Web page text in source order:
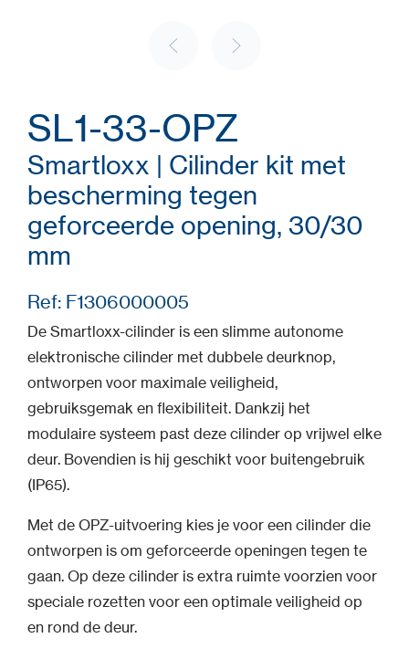
SL1-33-OPZ
Smartloxx | Cilinder kit met
bescherming tegen
geforceerde opening, 30/30
mm
Ref: F1306000005
De Smartloxx-cilinder is een slimme autonome
elektronische cilinder met dubbele deurknop,
ontworpen voor maximale veiligheid,
gebruiksgemak en flexibiliteit. Dankzij het
modulaire systeem past deze cilinder op vrijwel elke
deur. Bovendien is hij geschikt voor buitengebruik
(IP65).
Met de OPZ-uitvoering kies je voor een cilinder die
ontworpen is om geforceerde openingen tegen te
gaan. Op deze cilinder is extra ruimte voorzien voor
speciale rozetten voor een optimale veiligheid op
en rond de deur.